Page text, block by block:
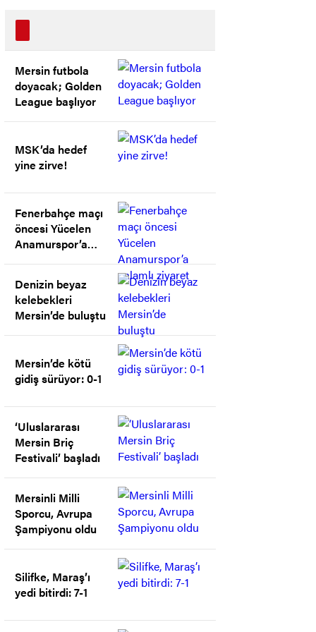
Mersin futbola
doyacak; Golden
League başlıyor
MSK’da hedef
yine zirve!
Fenerbahçe maçı
öncesi Yücelen
Anamurspor’a
Denizin beyaz
kelebekleri
Mersin’de buluştu
Mersin’de kötü
gidiş sürüyor: 0-1
‘Uluslararası
Mersin Briç
Festivali’ başladı
Mersinli Milli
Sporcu, Avrupa
Şampiyonu oldu
Silifke, Maraş’ı
yedi bitirdi: 7-1